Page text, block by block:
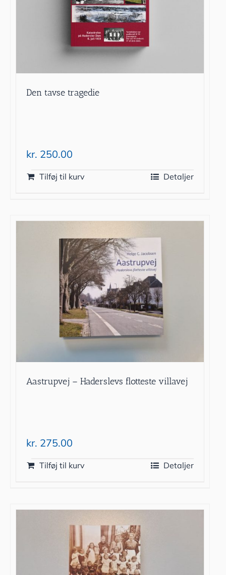
Den tavse tragedie
kr. 250.00
Tilføj til kurv Detaljer
Aastrupvej – Haderslevs flotteste villavej
kr. 275.00
Tilføj til kurv Detaljer